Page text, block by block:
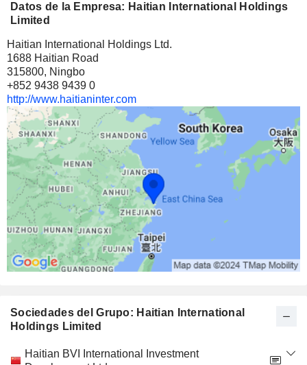
Datos de la Empresa: Haitian International Holdings
Limited
Haitian International Holdings Ltd.
1688 Haitian Road
315800, Ningbo
+852 9438 9439 0
http://www.haitianinter.com
Sociedades del Grupo: Haitian International
Holdings Limited
Categoría
Haitian BVI International Investment